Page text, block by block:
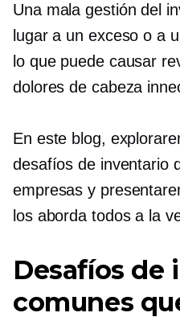
Una mala gestión del
lugar a un exceso o a
lo que puede causar
dolores de cabeza
En este blog,
desafíos de inventario
empresas y
los aborda todos a la
Desafíos de
comunes